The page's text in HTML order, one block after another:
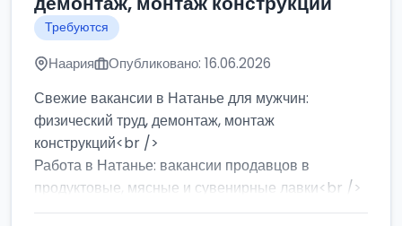
Требуются
Наария Опубликовано: 16.06.2026
Свежие вакансии в Натанье для мужчин:
физический труд, демонтаж, монтаж
конструкций<br />
Работа в Натанье: вакансии продавцов в
продуктовые, мясные и сувенирные лавки<br />
Разнорабочий на сборку м...